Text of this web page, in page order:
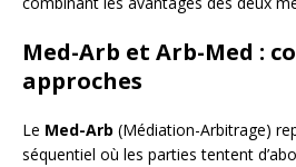
Med-Arb et Arb-Med :
approches
Le Med-Arb (Médiation-Arbitrage)
séquentiel où les parties tentent